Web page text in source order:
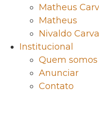
Matheus
Matheus
Nivaldo
Institucional
Quem somos
Anunciar
Contato